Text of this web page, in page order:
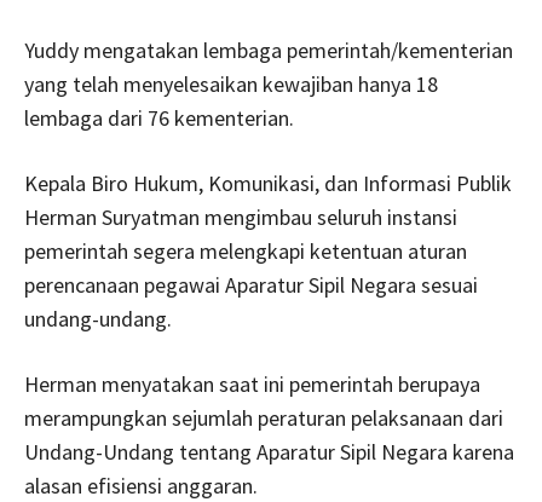
Yuddy mengatakan lembaga pemerintah/kementerian
yang telah menyelesaikan kewajiban hanya 18
lembaga dari 76 kementerian.
Kepala Biro Hukum, Komunikasi, dan Informasi Publik
Herman Suryatman mengimbau seluruh instansi
pemerintah segera melengkapi ketentuan aturan
perencanaan pegawai Aparatur Sipil Negara sesuai
undang-undang.
Herman menyatakan saat ini pemerintah berupaya
merampungkan sejumlah peraturan pelaksanaan dari
Undang-Undang tentang Aparatur Sipil Negara karena
alasan efisiensi anggaran.